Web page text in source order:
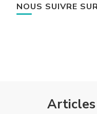
NOUS SUIVRE
Articles